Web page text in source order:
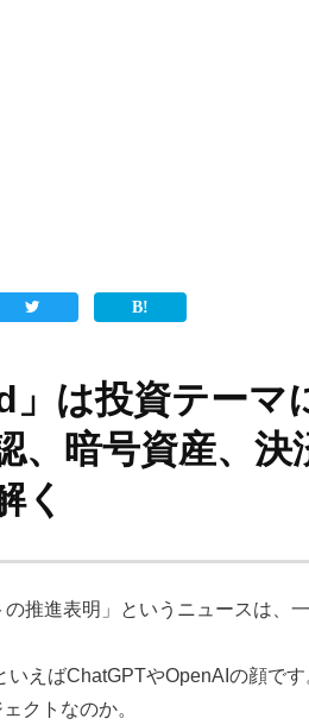
は投資テーマ
、暗号資産、決
く
推進表明」というニュースは、
えばChatGPTやOpenAIの顔です
クトなのか。